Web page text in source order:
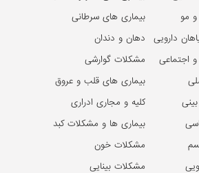
مو
دارویی
اجتماعی
بیماری های سرطانی
دهان و دندان
مشکلات گوارشی
بیماری های قلب و عروق
کلیه و مجاری ادراری
بیماری ها و مشکلات کبد
مشکلات خون
مشکلات بینایی